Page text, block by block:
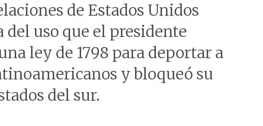
de Estados Unidos
uso que el presidente
ley de 1798 para deportar a
y bloqueó su
del sur.